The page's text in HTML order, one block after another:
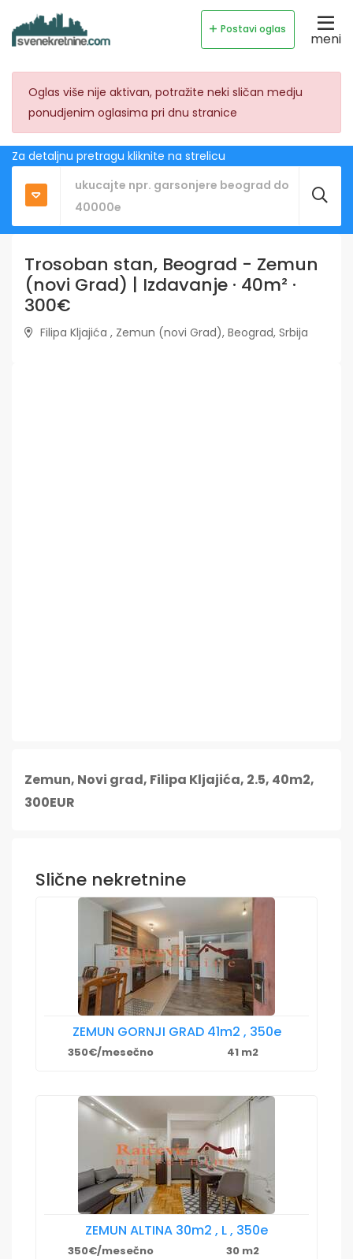
Postavi oglas
meni
Oglas više nije aktivan, potražite neki sličan medju
ponudjenim oglasima pri dnu stranice
Za detaljnu pretragu kliknite na strelicu
Trosoban stan, Beograd - Zemun
(novi Grad) | Izdavanje · 40m² ·
300€
Filipa Kljajića , Zemun (novi Grad), Beograd, Srbija
Zemun, Novi grad, Filipa Kljajića, 2.5, 40m2,
300EUR
Slične nekretnine
ZEMUN GORNJI GRAD 41m2 , 350e
350€/mesečno 41 m2
ZEMUN ALTINA 30m2 , L , 350e
350€/mesečno 30 m2